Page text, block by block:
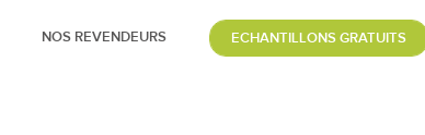
NOS REVENDEURS ECHANTILLONS GRATUITS